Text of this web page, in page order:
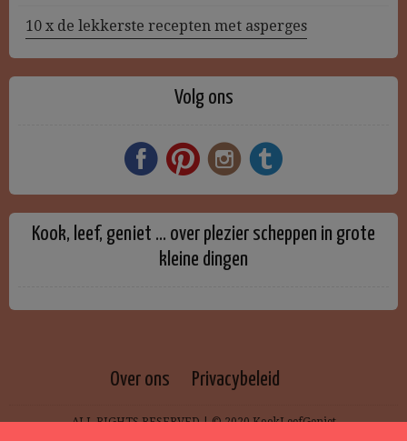
10 x de lekkerste recepten met asperges
Volg ons
Kook, leef, geniet … over plezier scheppen in grote
kleine dingen
Over ons Privacybeleid
ALL RIGHTS RESERVED | © 2020 KookLeefGeniet